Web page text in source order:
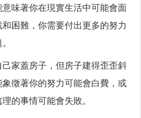
味著你在現實生活中可能會面
和困難，你需要付出更多的努力
家蓋房子，但房子建得歪歪斜
徵著你的努力可能會白費，或
的事情可能會失敗。